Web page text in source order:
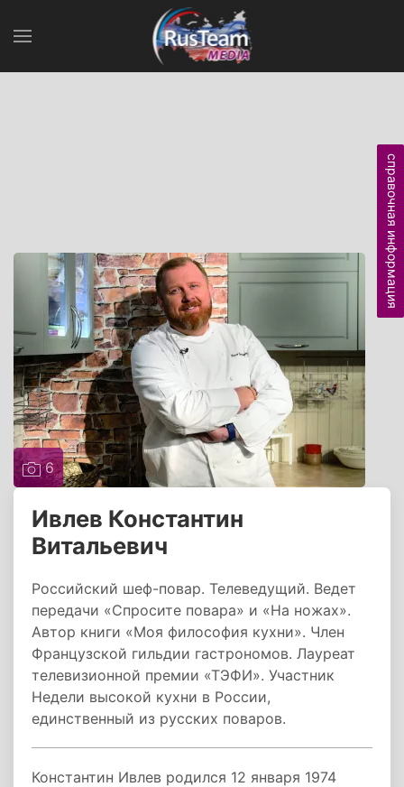
6
Ивлев Константин
Витальевич
Российский шеф-повар. Телеведущий. Ведет
передачи «Спросите повара» и «На ножах».
Автор книги «Моя философия кухни». Член
Французской гильдии гастрономов. Лауреат
телевизионной премии «ТЭФИ». Участник
Недели высокой кухни в России,
единственный из русских поваров.
Константин Ивлев родился 12 января 1974
справочная информация